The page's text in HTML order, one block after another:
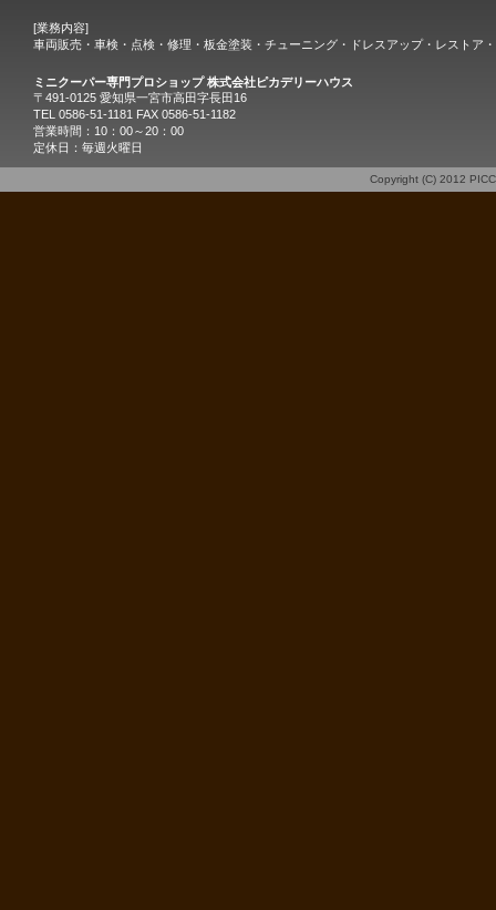
[業務内容]
車両販売・車検・点検・修理・板金塗装・チューニング・ドレスアップ・レストア
ミニクーパー専門プロショップ 株式会社ピカデリーハウス
〒491-0125 愛知県一宮市高田字長田16
TEL 0586-51-1181 FAX 0586-51-1182
営業時間：10：00～20：00
定休日：毎週火曜日
Copyright (C) 2012